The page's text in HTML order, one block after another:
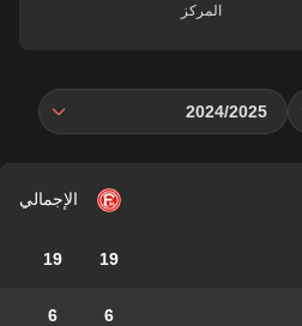
المركز
2024/2025
الإجمالي
19
19
6
6